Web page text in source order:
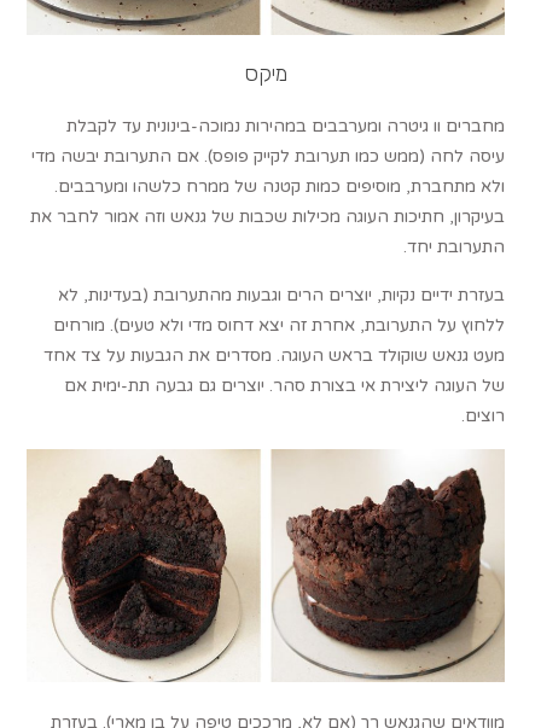
מיקס
מחברים וו גיטרה ומערבבים במהירות נמוכה-בינונית עד לקבלת
עיסה לחה (ממש כמו תערובת לקייק פופס). אם התערובת יבשה מדי
ולא מתחברת, מוסיפים כמות קטנה של ממרח כלשהו ומערבבים.
בעיקרון, חתיכות העוגה מכילות שכבות של גנאש וזה אמור לחבר את
התערובת יחד.
בעזרת ידיים נקיות, יוצרים הרים וגבעות מהתערובת (בעדינות, לא
ללחוץ על התערובת, אחרת זה יצא דחוס מדי ולא טעים). מורחים
מעט גנאש שוקולד בראש העוגה. מסדרים את הגבעות על צד אחד
של העוגה ליצירת אי בצורת סהר. יוצרים גם גבעה תת-ימית אם
רוצים.
מוודאים שהגנאש רך (אם לא, מרככים טיפה על בן מארי). בעזרת